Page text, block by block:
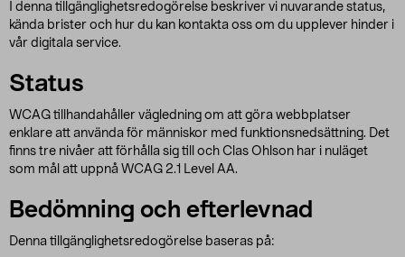
I denna tillgänglighetsredogörelse beskriver vi nuvarande status,
kända brister och hur du kan kontakta oss om du upplever hinder i
vår digitala service.
Status
WCAG tillhandahåller vägledning om att göra webbplatser
enklare att använda för människor med funktionsnedsättning. Det
finns tre nivåer att förhålla sig till och Clas Ohlson har i nuläget
som mål att uppnå WCAG 2.1 Level AA.
Bedömning och efterlevnad
Denna tillgänglighetsredogörelse baseras på: